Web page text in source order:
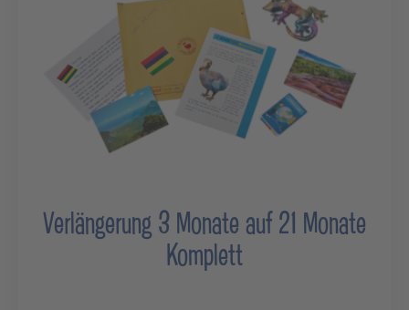
Verlängerung 3 Monate auf 21 Monate
Komplett